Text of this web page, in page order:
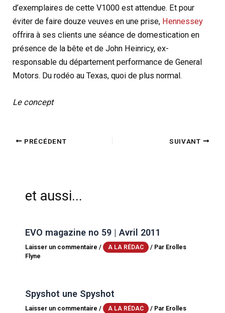
d’exemplaires de cette V1000 est attendue. Et pour
éviter de faire douze veuves en une prise, Hennessey
offrira à ses clients une séance de domestication en
présence de la bête et de John Heinricy, ex-
responsable du département performance de General
Motors. Du rodéo au Texas, quoi de plus normal.
Le concept
PRÉCÉDENT SUIVANT
et aussi...
EVO magazine no 59 | Avril 2011
Laisser un commentaire / A LA RÉDAC / Par Erolles
Flyne
Spyshot une Spyshot
Laisser un commentaire / A LA RÉDAC / Par Erolles